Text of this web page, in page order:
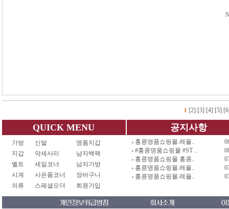
1 [2] [3] [4] [5]
QUICK MENU
가방 신발
명품지갑
지갑
악세사리
남자백팩
벨트
세일코너
남자가방
시계
사은품코너
장바구니
의류
스페셜오더 회원가입
공지사항
홍콩명품쇼핑몰.레플..
#홍콩명품쇼핑몰 #ST ..
홍콩명품쇼핑몰 홍콩..
홍콩명품쇼핑몰.레플..
홍콩명품쇼핑몰.레플..